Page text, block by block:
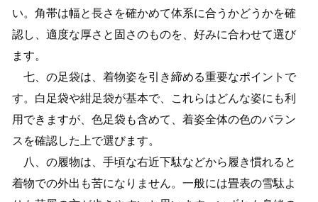
い。角帯は幅と長さを確かめて体系に合うかどうかを確
認し、適度な厚さと固さのものを、好みに合わせて選び
ます。
七、の足袋は、着物姿を引き締める重要なポイントで
す。白足袋や紺足袋が基本で、これらはどんな姿にも利
用できますが、色足袋も含めて、着姿全体の色のバラン
スを確認した上で選びます。
八、の履物は、手頃な右近下駄などから履き慣れると
着物での外出も苦になりません。一般には畳表の雪駄よ